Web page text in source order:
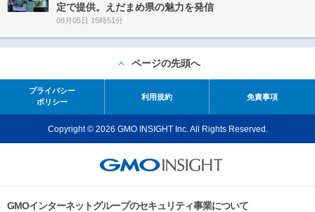
定で提供。えだまめ県の魅力を発信
08月05日 15時51分
ページの先頭へ
プライバシー
ポリシー
利用規約 免責事項
Copyright © 2026 GMO INSIGHT Inc. All Rights Reserved.
GMOインターネットグループのセキュリティ事業について